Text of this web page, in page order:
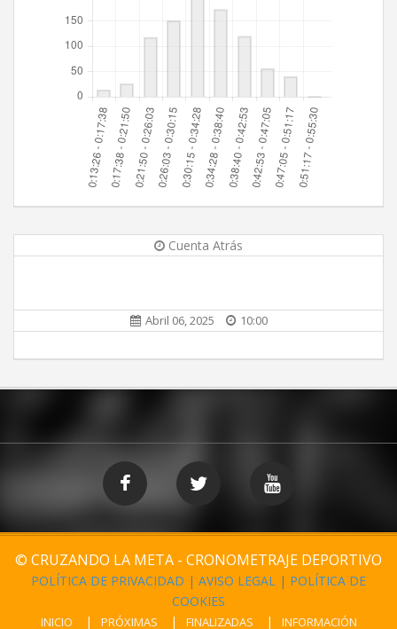
Cuenta Atrás
Abril 06, 2025 10:00
© CRUZANDO LA META - CRONOMETRAJE DEPORTIVO
POLÍTICA DE PRIVACIDAD | AVISO LEGAL | POLÍTICA DE
COOKIES
INICIO PRÓXIMAS FINALIZADAS INFORMACIÓN